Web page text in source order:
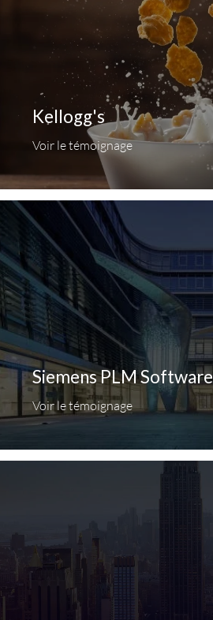
Kellogg's
Voir le témoignage
Siemens PLM Software
Voir le témoignage